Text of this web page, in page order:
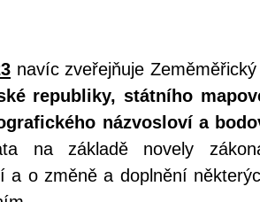
navíc zveřejňuje
republiky, státního
názvosloví a
na základě novely
a o změně a doplnění